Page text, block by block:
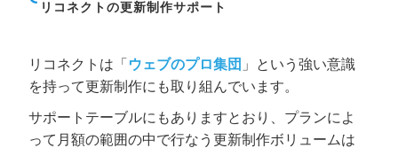
リコネクトの更新制作サポート
リコネクトは「 ウェブのプロ集団 」という強い意識
を持って更新制作にも取り組んでいます。
サポートテーブルにもありますとおり、プランによ
って月額の範囲の中で行なう更新制作ボリュームは